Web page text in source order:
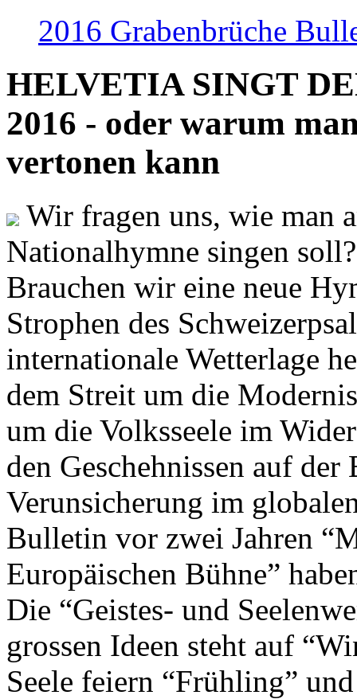
2016 Grabenbrüche
HELVETIA SINGT
2016 - oder warum
vertonen kann
Wir fragen uns, wie man
Nationalhymne singen
Brauchen wir eine neue
Strophen des
internationale Wetterlage
dem Streit um die
um die Volksseele im
den Geschehnissen auf
Verunsicherung im
Bulletin vor zwei Jahren
Europäischen Bühne”
Die “Geistes- und
grossen Ideen steht auf
Seele feiern “Frühling”